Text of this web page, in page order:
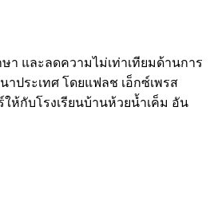
า และลดความไม่เท่าเทียมด้านการ
ประเทศ โดยแฟลช เอ็กซ์เพรส
ห้กับโรงเรียนบ้านห้วยน้ำเค็ม อัน